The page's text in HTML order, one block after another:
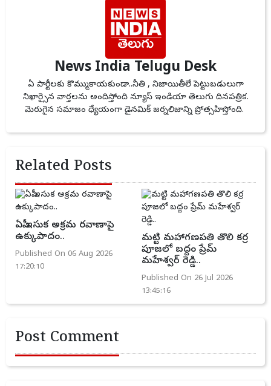
News India Telugu Desk
ఏ పార్టీలకు కొమ్ముకాయకుండా..నీతి , నిజాయితీలే పెట్టుబడులుగా
నిఖార్సైన వార్తలను అందిస్తోంది న్యూస్ ఇండియా తెలుగు దినపత్రిక.
మెరుగైన సమాజం ధ్యేయంగా డైనమిక్ జర్నలిజాన్ని ప్రోత్సహిస్తోంది.
Related Posts
ఏపీ ఇసుక అక్రమ రవాణాపై
ఉక్కుపాదం..
Published On 06 Aug 2026
17:20:10
మట్టి మహాగణపతి తొలి కర్ర
పూజలో బద్దం ప్రేమ్
మహేశ్వర్ రెడ్డి..
Published On 26 Jul 2026
13:45:16
Post Comment